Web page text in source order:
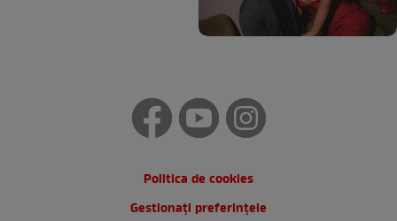
Politica de cookies
Gestionați preferințele